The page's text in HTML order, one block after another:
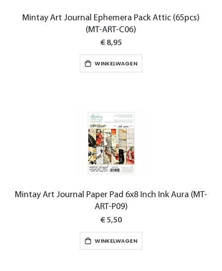
Mintay Art Journal Ephemera Pack Attic (65pcs)
(MT-ART-C06)
€ 8,95
WINKELWAGEN
Mintay Art Journal Paper Pad 6x8 Inch Ink Aura (MT-
ART-P09)
€ 5,50
WINKELWAGEN